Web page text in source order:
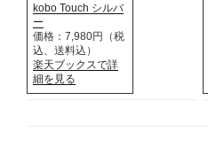
kobo Touch シルバ
ー
価格：7,980円（税
込、送料込）
楽天ブックスで詳
細を見る